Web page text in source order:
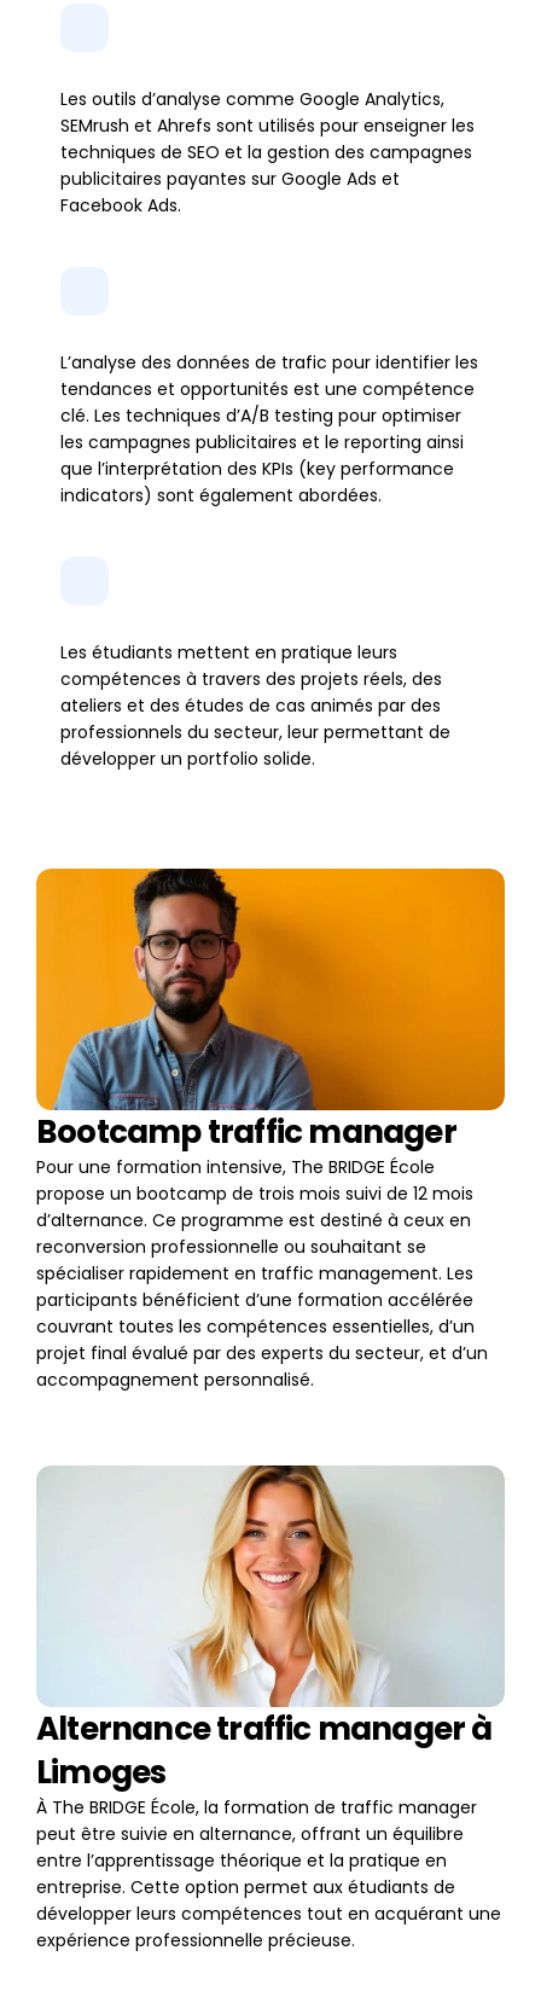
Les outils d’analyse comme Google Analytics,
SEMrush et Ahrefs sont utilisés pour enseigner les
techniques de SEO et la gestion des campagnes
publicitaires payantes sur Google Ads et
Facebook Ads.
L’analyse des données de trafic pour identifier les
tendances et opportunités est une compétence
clé. Les techniques d’A/B testing pour optimiser
les campagnes publicitaires et le reporting ainsi
que l’interprétation des KPIs (key performance
indicators) sont également abordées.
Les étudiants mettent en pratique leurs
compétences à travers des projets réels, des
ateliers et des études de cas animés par des
professionnels du secteur, leur permettant de
développer un portfolio solide.
Bootcamp traffic manager
Pour une formation intensive, The BRIDGE École
propose un bootcamp de trois mois suivi de 12 mois
d’alternance. Ce programme est destiné à ceux en
reconversion professionnelle ou souhaitant se
spécialiser rapidement en traffic management. Les
participants bénéficient d’une formation accélérée
couvrant toutes les compétences essentielles, d’un
projet final évalué par des experts du secteur, et d’un
accompagnement personnalisé.
Alternance traffic manager à
Limoges
À The BRIDGE École, la formation de traffic manager
peut être suivie en alternance, offrant un équilibre
entre l’apprentissage théorique et la pratique en
entreprise. Cette option permet aux étudiants de
développer leurs compétences tout en acquérant une
expérience professionnelle précieuse.